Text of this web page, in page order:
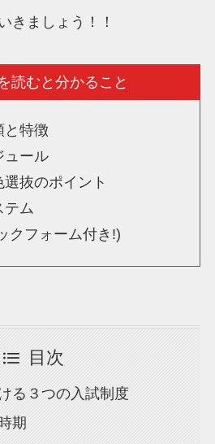
きましょう！！
読むと分かること
と特徴
ュール
抜のポイント
テム
クフォーム付き!)
目次
る３つの入試制度
期